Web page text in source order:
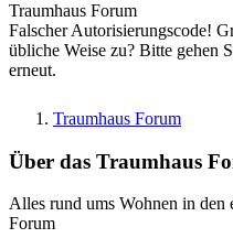
Traumhaus Forum
Falscher Autorisierungscode!
übliche Weise zu? Bitte gehen
erneut.
Traumhaus Forum
Über das Traumhaus
Alles rund ums Wohnen in den
Forum